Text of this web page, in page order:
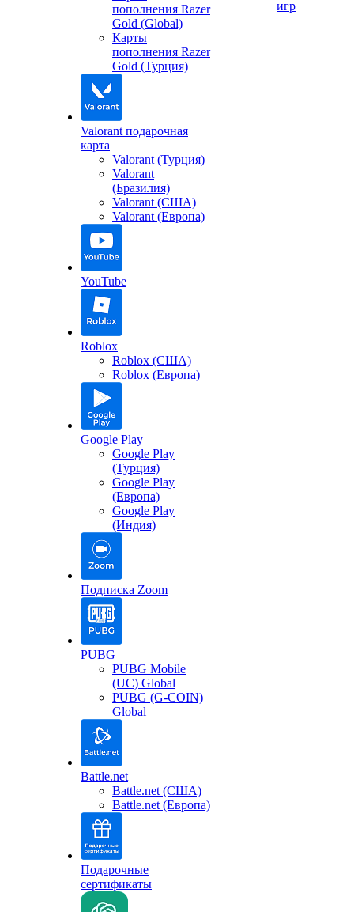
пополнения Razer
Gold (Global)
Карты
пополнения Razer
Gold (Турция)
Valorant подарочная
карта
Valorant (Турция)
Valorant
(Бразилия)
Valorant (США)
Valorant (Европа)
YouTube
Roblox
Roblox (США)
Roblox (Европа)
Google Play
Google Play
(Турция)
Google Play
(Европа)
Google Play
(Индия)
Подписка Zoom
PUBG
PUBG Mobile
(UC) Global
PUBG (G-COIN)
Global
Battle.net
Battle.net (США)
Battle.net (Европа)
Подарочные
сертификаты
игр